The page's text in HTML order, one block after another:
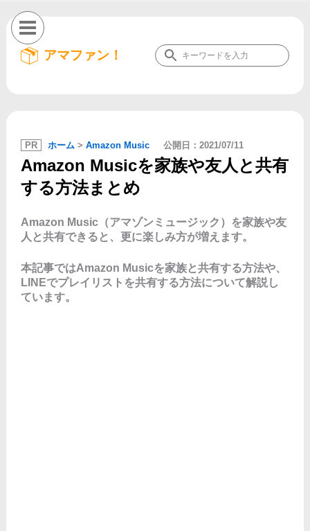
アマファン！
PR ホーム > Amazon Music 公開日： 2021/07/11
Amazon Musicを家族や友人と共有
する方法まとめ
Amazon Music（アマゾンミュージック）を家族や友
人と共有できると、更に楽しみ方が増えます。
本記事ではAmazon Musicを家族と共有する方法や、
LINEでプレイリストを共有する方法について解説し
ています。